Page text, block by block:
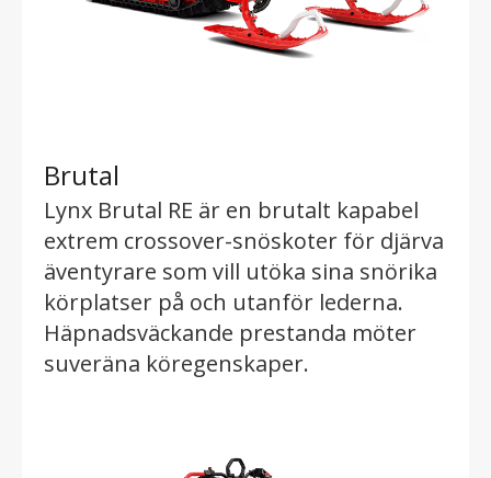
Brutal
Lynx Brutal RE är en brutalt kapabel
extrem crossover-snöskoter för djärva
äventyrare som vill utöka sina snörika
körplatser på och utanför lederna.
Häpnadsväckande prestanda möter
suveräna köregenskaper.